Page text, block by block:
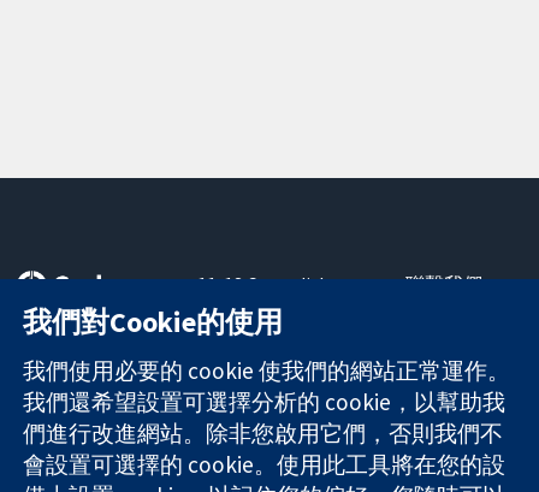
可信任實證
知情決定
更完善的健康照
護
11-13 Cavendish
Square
London
W1G 0AN
United Kingdom
聯繫我們
關於我們
工作機會
Cochrane
Library
我們對Cookie的使用
我們使用必要的 cookie 使我們的網站正常運作。
我們還希望設置可選擇分析的 cookie，以幫助我
們進行改進網站。除非您啟用它們，否則我們不
會設置可選擇的 cookie。使用此工具將在您的設